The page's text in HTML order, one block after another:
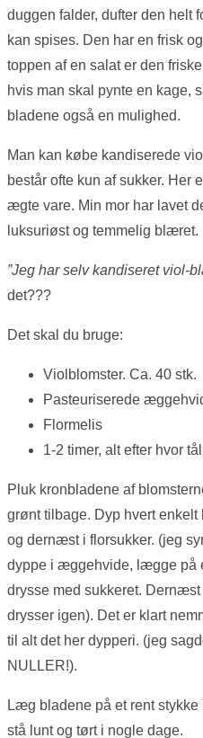
duggen falder, dufter den helt
kan spises. Den har en frisk
toppen af en salat er den
hvis man skal pynte en kage,
bladene også en mulighed.
Man kan købe kandiserede
består ofte kun af sukker. Her
ægte vare. Min mor har lavet
luksuriøst og temmelig blæret.
”Jeg har selv kandiseret viol-
det???
Det skal du bruge:
Violblomster. Ca. 40 stk.
Pasteuriserede
Flormelis
1-2 timer, alt efter hvor
Pluk kronbladene af
grønt tilbage. Dyp hvert
og dernæst i florsukker. (jeg
dyppe i æggehvide, lægge på
drysse med sukkeret.
drysser igen). Det er klart
til alt det her dypperi. (jeg
NULLER!).
Læg bladene på et rent
stå lunt og tørt i nogle dage.